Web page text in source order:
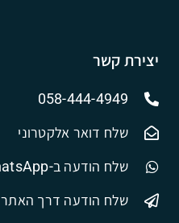
יצירת קשר
058-444-4949
שלח דואר אלקטרוני
שלח הודעה ב-WhatsApp
שלח הודעה דרך האתר